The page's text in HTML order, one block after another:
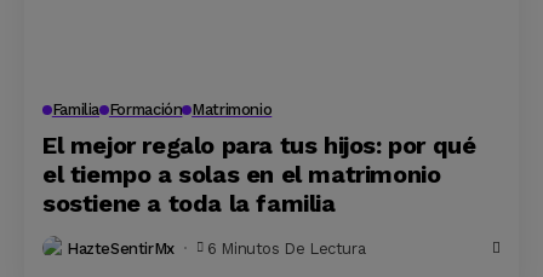
Familia Formación Matrimonio
El mejor regalo para tus hijos: por qué
el tiempo a solas en el matrimonio
sostiene a toda la familia
HazteSentirMx 6 Minutos De Lectura